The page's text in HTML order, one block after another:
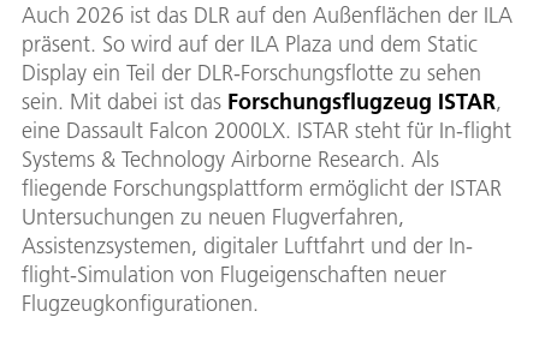
Auch 2026 ist das DLR auf den Außenflächen der ILA
präsent. So wird auf der ILA Plaza und dem Static
Display ein Teil der DLR-Forschungsflotte zu sehen
sein. Mit dabei ist das Forschungsflugzeug ISTAR,
eine Dassault Falcon 2000LX. ISTAR steht für In-flight
Systems & Technology Airborne Research. Als
fliegende Forschungsplattform ermöglicht der ISTAR
Untersuchungen zu neuen Flugverfahren,
Assistenzsystemen, digitaler Luftfahrt und der In-
flight-Simulation von Flugeigenschaften neuer
Flugzeugkonfigurationen.